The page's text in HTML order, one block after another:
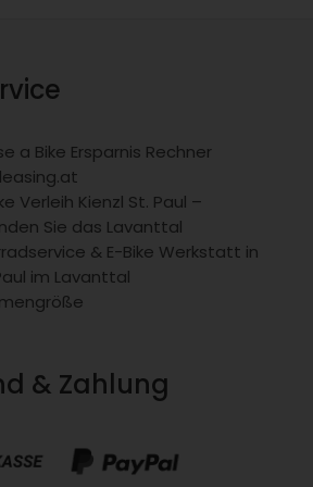
a Bike Ersparnis Rechner
Verleih Kienzl St. Paul –
Sie das Lavanttal
& E-Bike Werkstatt in
im Lavanttal
& Zahlung